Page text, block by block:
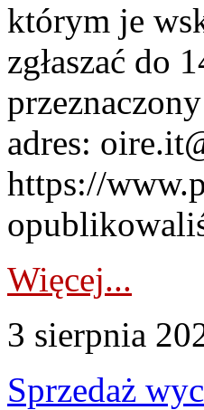
którym je
zgłaszać do
adres:
https://
Więcej...
3 sierpnia
Sprzedaż